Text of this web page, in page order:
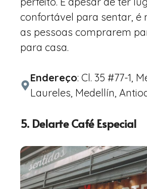
confortável para sentar, é
as pessoas comprarem
para casa.
Endereço: Cl. 35 #77-1,
Laureles, Medellín,
5. Delarte Café Especial